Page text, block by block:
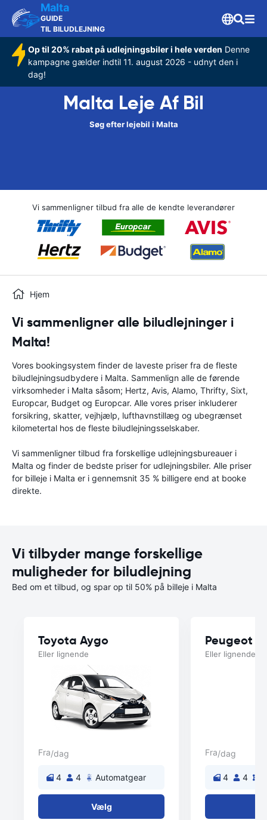
Malta
GUIDE
TIL BILUDLEJNING
Op til 20% rabat på udlejningsbiler i hele verden Denne
kampagne gælder indtil 11. august 2026 - udnyt den i
dag!
Malta Leje Af Bil
Søg efter lejebil i Malta
Vi sammenligner tilbud fra alle de kendte leverandører
Hjem
Vi sammenligner alle biludlejninger i
Malta!
Vores bookingsystem finder de laveste priser fra de fleste
biludlejningsudbydere i Malta. Sammenlign alle de førende
virksomheder i Malta såsom; Hertz, Avis, Alamo, Thrifty, Sixt,
Europcar, Budget og Europcar. Alle vores priser inkluderer
forsikring, skatter, vejhjælp, lufthavnstillæg og ubegrænset
kilometertal hos de fleste biludlejningsselskaber.
Vi sammenligner tilbud fra forskellige udlejningsbureauer i
Malta og finder de bedste priser for udlejningsbiler. Alle priser
for billeje i Malta er i gennemsnit 35 % billigere end at booke
direkte.
Vi tilbyder mange forskellige
muligheder for biludlejning
Bed om et tilbud, og spar op til 50% på billeje i Malta
Toyota Aygo
Eller lignende
Fra/dag
4 4 Automatgear
Vælg
Peugeot
Eller lignende
Fra/dag
4 4